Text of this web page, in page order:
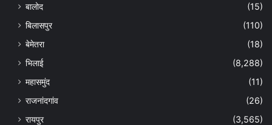
बालोद
(15)
बिलासपुर
(110)
बेमेतरा
(18)
भिलाई
(8,288)
महासमुंद
(11)
राजनांदगांव
(26)
रायपुर
(3,565)